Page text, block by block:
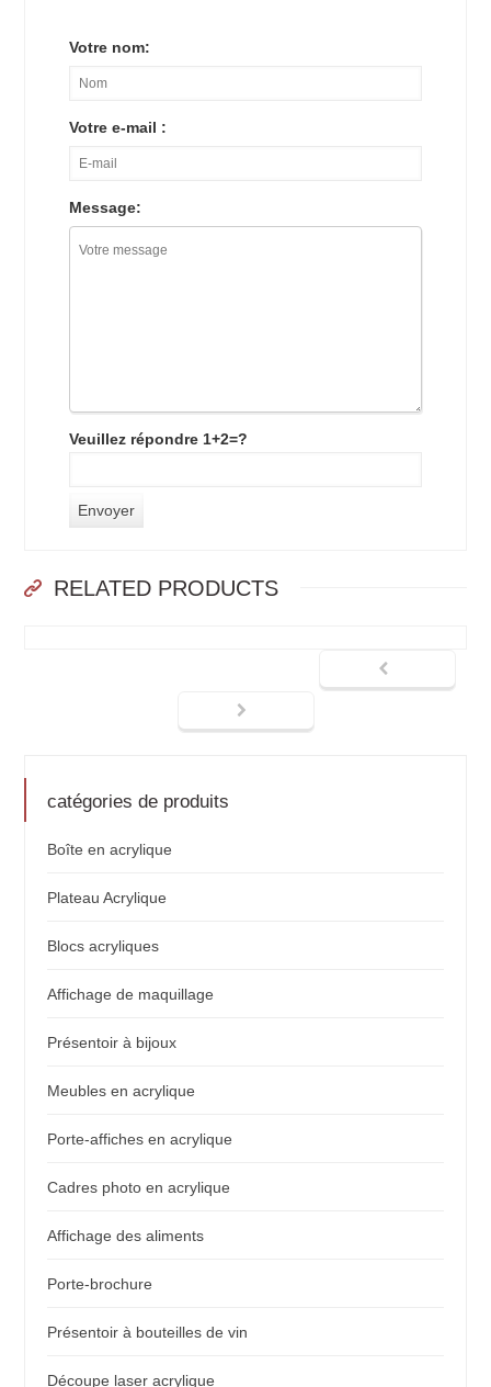
Votre nom:
Votre e-mail :
Message:
Veuillez répondre 1+2=?
RELATED PRODUCTS
catégories de produits
Boîte en acrylique
Plateau Acrylique
Blocs acryliques
Affichage de maquillage
Présentoir à bijoux
Meubles en acrylique
Porte-affiches en acrylique
Cadres photo en acrylique
Affichage des aliments
Porte-brochure
Présentoir à bouteilles de vin
Découpe laser acrylique